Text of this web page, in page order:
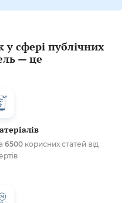
сфері публічних
— це
6500корисних статей від